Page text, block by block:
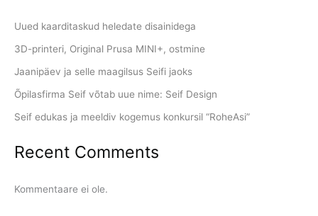
Uued kaarditaskud heledate disainidega
3D-printeri, Original Prusa MINI+, ostmine
Jaanipäev ja selle maagilsus Seifi jaoks
Õpilasfirma Seif võtab uue nime: Seif Design
Seif edukas ja meeldiv kogemus konkursil “RoheAsi”
Recent Comments
Kommentaare ei ole.